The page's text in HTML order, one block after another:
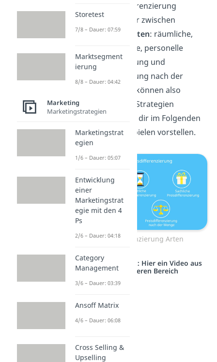
Bei der Preisdifferenzierung
unterscheiden wir zwischen
verschiedenen
Arten: räumliche,
zeitliche, sachliche, personelle
Preisdifferenzierung und
Preisdifferenzierung nach der
Menge. Anbieter können also
unterschiedliche Strategien
verfolgen, die wir dir im Folgenden
anhand von Beispielen vorstellen.
Preisdifferenzierung Arten
Studyflix vernetzt: Hier ein Video aus
einem anderen Bereich
Storetest
7/8 – Dauer: 07:59
Marktsegment
ierung
8/8 – Dauer: 04:42
Marketing
Marketingstrategien
Marketingstrat
egien
1/6 – Dauer: 05:07
Entwicklung
einer
Marketingstrat
egie mit den 4
Ps
2/6 – Dauer: 04:18
Category
Management
3/6 – Dauer: 03:39
Ansoff Matrix
4/6 – Dauer: 06:08
Cross Selling &
Upselling